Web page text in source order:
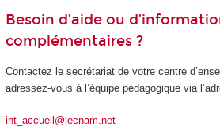
Besoin d’aide ou
complémentaires ?
Contactez le secrétariat de votre centre
adressez-vous à l’équipe pédagogique via
int_accueil@lecnam.net